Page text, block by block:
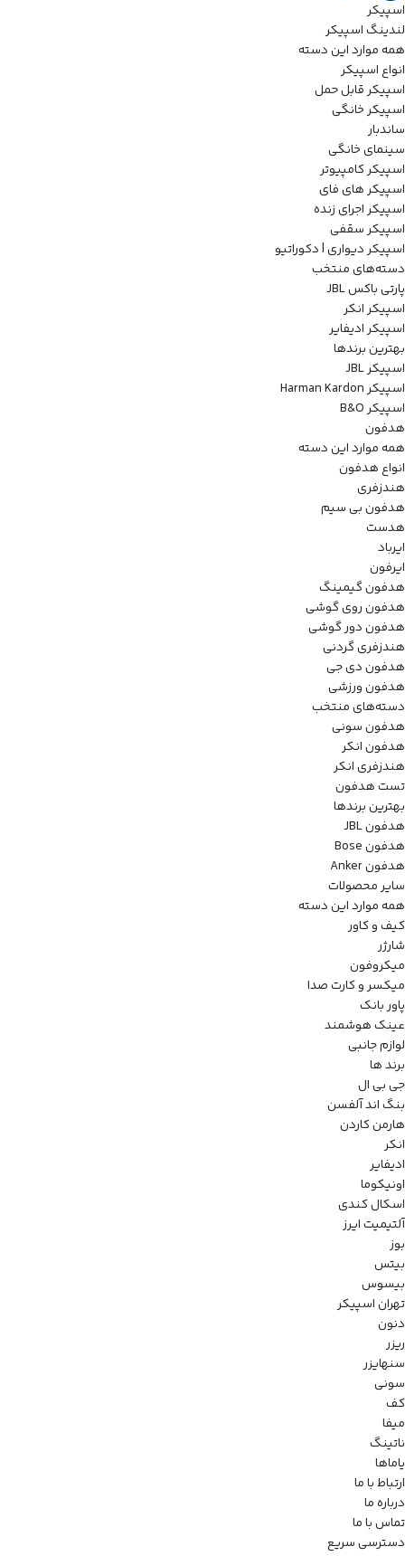
اسپیکر
لندینگ اسپیکر
همه موارد این دسته
انواع اسپیکر
اسپیکر قابل حمل
اسپیکر خانگی
ساندبار
سینمای خانگی
اسپیکر کامپیوتر
اسپیکر های فای
اسپیکر اجرای زنده
اسپیکر سقفی
اسپیکر دیواری | دکوراتیو
دسته‌های منتخب
پارتی باکس JBL
اسپیکر انکر
اسپیکر ادیفایر
بهترین برندها
اسپیکر JBL
اسپیکر Harman Kardon
اسپیکر B&O
هدفون
همه موارد این دسته
انواع هدفون
هندزفری
هدفون بی سیم
هدست
ایرباد
ایرفون
هدفون گیمینگ
هدفون روی گوشی
هدفون دور گوشی
هندزفری گردنی
هدفون دی جی
هدفون ورزشی
دسته‌های منتخب
هدفون سونی
هدفون انکر
هندزفری انکر
تست هدفون
بهترین برندها
هدفون JBL
هدفون Bose
هدفون Anker
سایر محصولات
همه موارد این دسته
کیف و کاور
شارژر
میکروفون
میکسر و کارت صدا
پاور بانک
عینک هوشمند
لوازم جانبی
برند ها
جی بی ال
بنگ اند آلفسن
هارمن کاردن
انکر
ادیفایر
اونیکوما
اسکال کندی
آلتیمیت ایرز
بوز
بیتس
بیسوس
تهران اسپیکر
دنون
ریزر
سنهایزر
سونی
کف
میفا
ناتینگ
یاماها
ارتباط با ما
درباره ما
تماس با ما
دسترسی سریع